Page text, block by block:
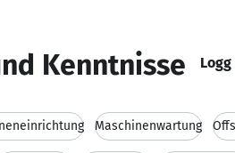
Kenntnisse
Maschinenwartung